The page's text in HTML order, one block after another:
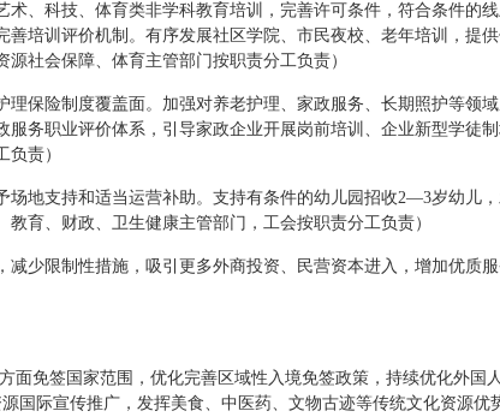
术、科技、体育类非学科教育培训，完善许可条件，符合条件的
培训评价机制。有序发展社区学院、市民夜校、老年培训，提
社会保障、体育主管部门按职责分工负责）
理保险制度覆盖面。加强对养老护理、家政服务、长期照护等领
务职业评价体系，引导家政企业开展岗前培训、企业新型学徒
责）
场地支持和适当运营补助。支持有条件的幼儿园招收2—3岁幼儿
育、财政、卫生健康主管部门，工会按职责分工负责）
减少限制性措施，吸引更多外商投资、民营资本进入，增加优质
面免签国家范围，优化完善区域性入境免签政策，持续优化外
国际宣传推广，发挥美食、中医药、文物古迹等传统文化资源